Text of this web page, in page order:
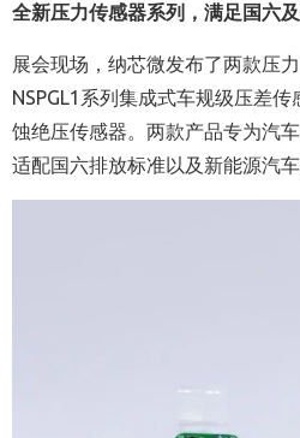
全新压力传感器系列，满足国六
展会现场，纳芯微发布了两款压
NSPGL1系列集成式车规级压差传
蚀绝压传感器。两款产品专为汽
适配国六排放标准以及新能源汽